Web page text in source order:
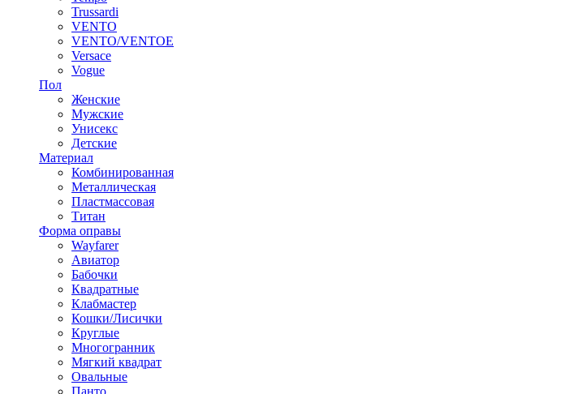
Trussardi
VENTO
VENTO/VENTOE
Versace
Vogue
Пол
Женские
Мужские
Унисекс
Детские
Материал
Комбинированная
Металлическая
Пластмассовая
Титан
Форма оправы
Wayfarer
Авиатор
Бабочки
Квадратные
Клабмастер
Кошки/Лисички
Круглые
Многогранник
Мягкий квадрат
Овальные
Панто